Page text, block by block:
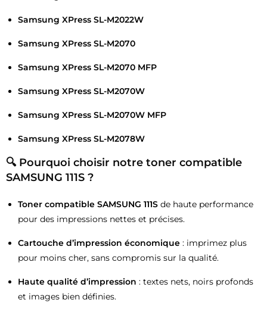
Samsung XPress SL-M2022W
Samsung XPress SL-M2070
Samsung XPress SL-M2070 MFP
Samsung XPress SL-M2070W
Samsung XPress SL-M2070W MFP
Samsung XPress SL-M2078W
🔍 Pourquoi choisir notre toner compatible
SAMSUNG 111S ?
Toner compatible SAMSUNG 111S de haute performance
pour des impressions nettes et précises.
Cartouche d’impression économique : imprimez plus
pour moins cher, sans compromis sur la qualité.
Haute qualité d’impression : textes nets, noirs profonds
et images bien définies.